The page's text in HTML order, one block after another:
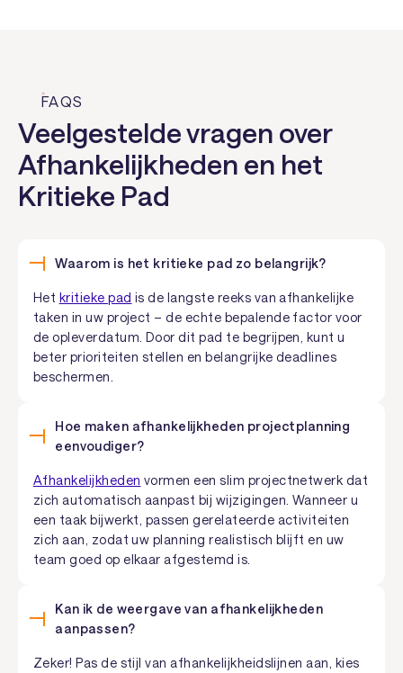
FAQS
Veelgestelde vragen over
Afhankelijkheden en het
Kritieke Pad
Waarom is het kritieke pad zo belangrijk?
Het kritieke pad is de langste reeks van afhankelijke
taken in uw project – de echte bepalende factor voor
de opleverdatum. Door dit pad te begrijpen, kunt u
beter prioriteiten stellen en belangrijke deadlines
beschermen.
Hoe maken afhankelijkheden projectplanning
eenvoudiger?
Afhankelijkheden vormen een slim projectnetwerk dat
zich automatisch aanpast bij wijzigingen. Wanneer u
een taak bijwerkt, passen gerelateerde activiteiten
zich aan, zodat uw planning realistisch blijft en uw
team goed op elkaar afgestemd is.
Kan ik de weergave van afhankelijkheden
aanpassen?
Zeker! Pas de stijl van afhankelijkheidslijnen aan, kies